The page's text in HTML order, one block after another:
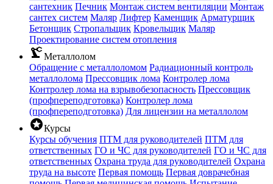
сантехник Печник Монтаж систем вентиляции Монтаж
сантех систем Маляр Лифтер Каменщик Арматурщик
Бетонщик Стропальщик Кровельщик Маляр
Проектирование систем отопления
precision_manufacturingМеталлолом
Обращение с металлоломом Радиационный контроль
металлолома Прессовщик лома Контролер лома
Контролер лома на взрывобезопасность Прессовщик
(профпереподготовка) Контролер лома
(профпереподготовка) Для лицензии на металлолом
starsКурсы
Курсы обучения ПТМ для руководителей ПТМ для
ответственных ГО и ЧС для руководителей ГО и ЧС для
ответственных Охрана труда для руководителей Охрана
труда на высоте Первая помощь Первая доврачебная